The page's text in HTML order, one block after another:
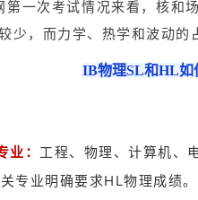
一次考试情况来看，核和
少，而力学、热学和波动的
IB物理SL和HL如
： 工程、物理、计算机、
专业明确要求HL物理成绩。